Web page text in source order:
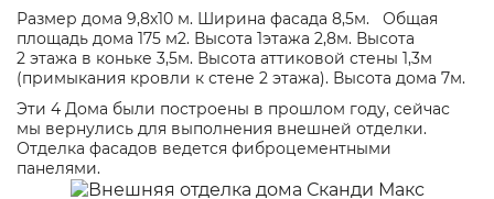
Размер дома 9,8х10 м. Ширина фасада 8,5м. Общая
площадь дома 175 м2. Высота 1этажа 2,8м. Высота
2 этажа в коньке 3,5м. Высота аттиковой стены 1,3м
(примыкания кровли к стене 2 этажа). Высота дома 7м.
Эти 4 Дома были построены в прошлом году, сейчас
мы вернулись для выполнения внешней отделки.
Отделка фасадов ведется фиброцементными
панелями.